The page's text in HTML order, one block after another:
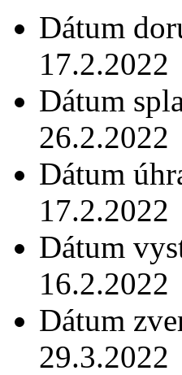
Dátum
17.2.2022
Dátum
26.2.2022
Dátum
17.2.2022
Dátum
16.2.2022
Dátum
29.3.2022